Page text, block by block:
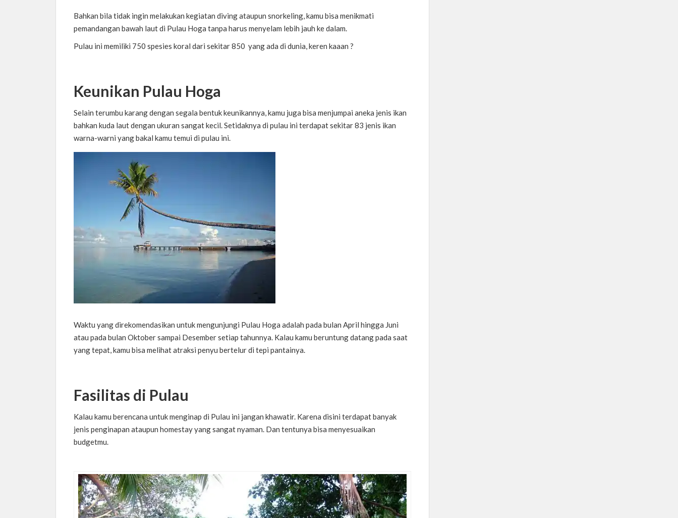
Bahkan bila tidak ingin melakukan kegiatan diving ataupun snorkeling, kamu bisa menikmati
pemandangan bawah laut di Pulau Hoga tanpa harus menyelam lebih jauh ke dalam.
Pulau ini memiliki 750 spesies koral dari sekitar 850 yang ada di dunia, keren kaaan ?
Keunikan Pulau Hoga
Selain terumbu karang dengan segala bentuk keunikannya, kamu juga bisa menjumpai aneka jenis ikan
bahkan kuda laut dengan ukuran sangat kecil. Setidaknya di pulau ini terdapat sekitar 83 jenis ikan
warna-warni yang bakal kamu temui di pulau ini.
Waktu yang direkomendasikan untuk mengunjungi Pulau Hoga adalah pada bulan April hingga Juni
atau pada bulan Oktober sampai Desember setiap tahunnya. Kalau kamu beruntung datang pada saat
yang tepat, kamu bisa melihat atraksi penyu bertelur di tepi pantainya.
Fasilitas di Pulau
Kalau kamu berencana untuk menginap di Pulau ini jangan khawatir. Karena disini terdapat banyak
jenis penginapan ataupun homestay yang sangat nyaman. Dan tentunya bisa menyesuaikan
budgetmu.